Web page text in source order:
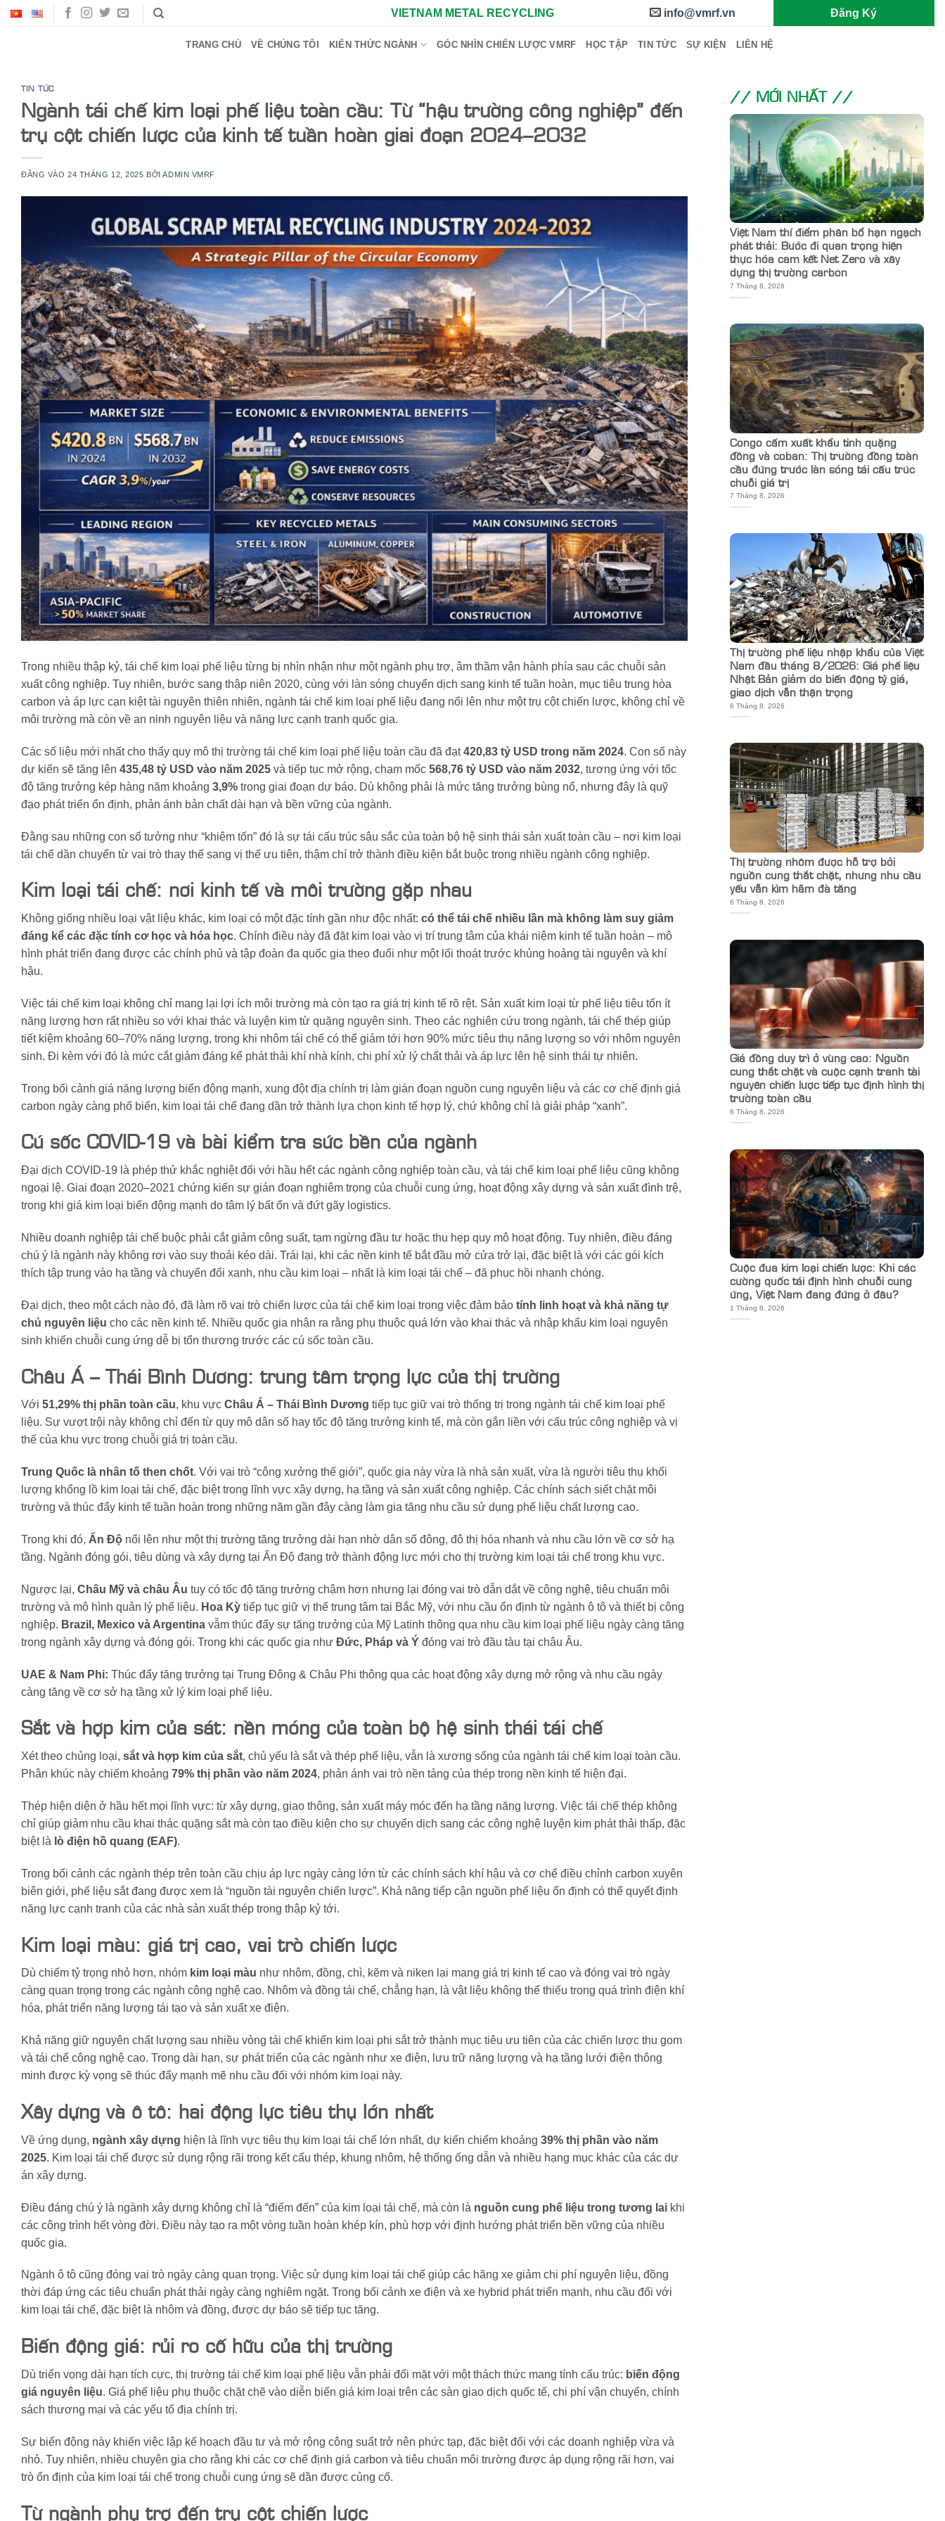
Bỏ
VIETNAM METAL RECYCLING info@vmrf.vn Đăng Ký
TRANG CHỦ VỀ CHÚNG TÔI KIẾN THỨC NGÀNH GÓC NHÌN CHIẾN LƯỢC VMRF HỌC TẬP TIN TỨC SỰ KIỆN LIÊN HỆ
TIN TỨC
Ngành tái chế kim loại phế liệu toàn cầu: Từ “hậu trường công nghiệp” đến
trụ cột chiến lược của kinh tế tuần hoàn giai đoạn 2024–2032
ĐĂNG VÀO24 THÁNG 12, 2025 BỞIADMIN VMRF
Trong nhiều thập kỷ, tái chế kim loại phế liệu từng bị nhìn nhận như một ngành phụ trợ, âm thầm vận hành phía sau các chuỗi sản
xuất công nghiệp. Tuy nhiên, bước sang thập niên 2020, cùng với làn sóng chuyển dịch sang kinh tế tuần hoàn, mục tiêu trung hòa
carbon và áp lực cạn kiệt tài nguyên thiên nhiên, ngành tái chế kim loại phế liệu đang nổi lên như một trụ cột chiến lược, không chỉ về
môi trường mà còn về an ninh nguyên liệu và năng lực cạnh tranh quốc gia.
Các số liệu mới nhất cho thấy quy mô thị trường tái chế kim loại phế liệu toàn cầu đã đạt420,83 tỷ USD trong năm 2024. Con số này
dự kiến sẽ tăng lên 435,48 tỷ USD vào năm 2025 và tiếp tục mở rộng, chạm mốc 568,76 tỷ USD vào năm 2032, tương ứng với tốc
độ tăng trưởng kép hàng năm khoảng 3,9% trong giai đoạn dự báo. Dù không phải là mức tăng trưởng bùng nổ, nhưng đây là quỹ
đạo phát triển ổn định, phản ánh bản chất dài hạn và bền vững của ngành.
Đằng sau những con số tưởng như “khiêm tốn” đó là sự tái cấu trúc sâu sắc của toàn bộ hệ sinh thái sản xuất toàn cầu – nơi kim loại
tái chế dần chuyển từ vai trò thay thế sang vị thế ưu tiên, thậm chí trở thành điều kiện bắt buộc trong nhiều ngành công nghiệp.
Kim loại tái chế: nơi kinh tế và môi trường gặp nhau
Không giống nhiều loại vật liệu khác, kim loại có một đặc tính gần như độc nhất: có thể tái chế nhiều lần mà không làm suy giảm
đáng kể các đặc tính cơ học và hóa học. Chính điều này đã đặt kim loại vào vị trí trung tâm của khái niệm kinh tế tuần hoàn – mô
hình phát triển đang được các chính phủ và tập đoàn đa quốc gia theo đuổi như một lối thoát trước khủng hoảng tài nguyên và khí
hậu.
Việc tái chế kim loại không chỉ mang lại lợi ích môi trường mà còn tạo ra giá trị kinh tế rõ rệt. Sản xuất kim loại từ phế liệu tiêu tốn ít
năng lượng hơn rất nhiều so với khai thác và luyện kim từ quặng nguyên sinh. Theo các nghiên cứu trong ngành, tái chế thép giúp
tiết kiệm khoảng 60–70% năng lượng, trong khi nhôm tái chế có thể giảm tới hơn 90% mức tiêu thụ năng lượng so với nhôm nguyên
sinh. Đi kèm với đó là mức cắt giảm đáng kể phát thải khí nhà kính, chi phí xử lý chất thải và áp lực lên hệ sinh thái tự nhiên.
Trong bối cảnh giá năng lượng biến động mạnh, xung đột địa chính trị làm gián đoạn nguồn cung nguyên liệu và các cơ chế định giá
carbon ngày càng phổ biến, kim loại tái chế đang dần trở thành lựa chọn kinh tế hợp lý, chứ không chỉ là giải pháp “xanh”.
Cú sốc COVID-19 và bài kiểm tra sức bền của ngành
Đại dịch COVID-19 là phép thử khắc nghiệt đối với hầu hết các ngành công nghiệp toàn cầu, và tái chế kim loại phế liệu cũng không
ngoại lệ. Giai đoạn 2020–2021 chứng kiến sự gián đoạn nghiêm trọng của chuỗi cung ứng, hoạt động xây dựng và sản xuất đình trệ,
trong khi giá kim loại biến động mạnh do tâm lý bất ổn và đứt gãy logistics.
Nhiều doanh nghiệp tái chế buộc phải cắt giảm công suất, tạm ngừng đầu tư hoặc thu hẹp quy mô hoạt động. Tuy nhiên, điều đáng
chú ý là ngành này không rơi vào suy thoái kéo dài. Trái lại, khi các nền kinh tế bắt đầu mở cửa trở lại, đặc biệt là với các gói kích
thích tập trung vào hạ tầng và chuyển đổi xanh, nhu cầu kim loại – nhất là kim loại tái chế – đã phục hồi nhanh chóng.
Đại dịch, theo một cách nào đó, đã làm rõ vai trò chiến lược của tái chế kim loại trong việc đảm bảo tính linh hoạt và khả năng tự
chủ nguyên liệu cho các nền kinh tế. Nhiều quốc gia nhận ra rằng phụ thuộc quá lớn vào khai thác và nhập khẩu kim loại nguyên
sinh khiến chuỗi cung ứng dễ bị tổn thương trước các cú sốc toàn cầu.
Châu Á – Thái Bình Dương: trung tâm trọng lực của thị trường
Với 51,29% thị phần toàn cầu, khu vực Châu Á – Thái Bình Dương tiếp tục giữ vai trò thống trị trong ngành tái chế kim loại phế
liệu. Sự vượt trội này không chỉ đến từ quy mô dân số hay tốc độ tăng trưởng kinh tế, mà còn gắn liền với cấu trúc công nghiệp và vị
thế của khu vực trong chuỗi giá trị toàn cầu.
Trung Quốc là nhân tố then chốt. Với vai trò “công xưởng thế giới”, quốc gia này vừa là nhà sản xuất, vừa là người tiêu thụ khối
lượng khổng lồ kim loại tái chế, đặc biệt trong lĩnh vực xây dựng, hạ tầng và sản xuất công nghiệp. Các chính sách siết chặt môi
trường và thúc đẩy kinh tế tuần hoàn trong những năm gần đây càng làm gia tăng nhu cầu sử dụng phế liệu chất lượng cao.
Trong khi đó, Ấn Độ nổi lên như một thị trường tăng trưởng dài hạn nhờ dân số đông, đô thị hóa nhanh và nhu cầu lớn về cơ sở hạ
tầng. Ngành đóng gói, tiêu dùng và xây dựng tại Ấn Độ đang trở thành động lực mới cho thị trường kim loại tái chế trong khu vực.
Ngược lại, Châu Mỹ và châu Âu tuy có tốc độ tăng trưởng chậm hơn nhưng lại đóng vai trò dẫn dắt về công nghệ, tiêu chuẩn môi
trường và mô hình quản lý phế liệu. Hoa Kỳ tiếp tục giữ vị thế trung tâm tại Bắc Mỹ, với nhu cầu ổn định từ ngành ô tô và thiết bị công
nghiệp. Brazil, Mexico và Argentina vẫm thúc đẩy sự tăng trưởng của Mỹ Latinh thông qua nhu cầu kim loại phế liệu ngày càng tăng
trong ngành xây dựng và đóng gói. Trong khi các quốc gia như Đức, Pháp và Ý đóng vai trò đầu tàu tại châu Âu.
UAE & Nam Phi: Thúc đẩy tăng trưởng tại Trung Đông & Châu Phi thông qua các hoạt động xây dựng mở rộng và nhu cầu ngày
càng tăng về cơ sở hạ tầng xử lý kim loại phế liệu.
Sắt và hợp kim của sát: nền móng của toàn bộ hệ sinh thái tái chế
Xét theo chủng loại, sắt và hợp kim của sắt, chủ yếu là sắt và thép phế liệu, vẫn là xương sống của ngành tái chế kim loại toàn cầu.
Phân khúc này chiếm khoảng 79% thị phần vào năm 2024, phản ánh vai trò nền tảng của thép trong nền kinh tế hiện đại.
Thép hiện diện ở hầu hết mọi lĩnh vực: từ xây dựng, giao thông, sản xuất máy móc đến hạ tầng năng lượng. Việc tái chế thép không
chỉ giúp giảm nhu cầu khai thác quặng sắt mà còn tạo điều kiện cho sự chuyển dịch sang các công nghệ luyện kim phát thải thấp, đặc
biệt là lò điện hồ quang (EAF).
Trong bối cảnh các ngành thép trên toàn cầu chịu áp lực ngày càng lớn từ các chính sách khí hậu và cơ chế điều chỉnh carbon xuyên
biên giới, phế liệu sắt đang được xem là “nguồn tài nguyên chiến lược”. Khả năng tiếp cận nguồn phế liệu ổn định có thể quyết định
năng lực cạnh tranh của các nhà sản xuất thép trong thập kỷ tới.
Kim loại màu: giá trị cao, vai trò chiến lược
Dù chiếm tỷ trọng nhỏ hơn, nhóm kim loại màu như nhôm, đồng, chì, kẽm và niken lại mang giá trị kinh tế cao và đóng vai trò ngày
càng quan trọng trong các ngành công nghệ cao. Nhôm và đồng tái chế, chẳng hạn, là vật liệu không thể thiếu trong quá trình điện khí
hóa, phát triển năng lượng tái tạo và sản xuất xe điện.
Khả năng giữ nguyên chất lượng sau nhiều vòng tái chế khiến kim loại phi sắt trở thành mục tiêu ưu tiên của các chiến lược thu gom
và tái chế công nghệ cao. Trong dài hạn, sự phát triển của các ngành như xe điện, lưu trữ năng lượng và hạ tầng lưới điện thông
minh được kỳ vọng sẽ thúc đẩy mạnh mẽ nhu cầu đối với nhóm kim loại này.
Xây dựng và ô tô: hai động lực tiêu thụ lớn nhất
Về ứng dụng, ngành xây dựng hiện là lĩnh vực tiêu thụ kim loại tái chế lớn nhất, dự kiến chiếm khoảng 39% thị phần vào năm
2025. Kim loại tái chế được sử dụng rộng rãi trong kết cấu thép, khung nhôm, hệ thống ống dẫn và nhiều hạng mục khác của các dự
án xây dựng.
Điều đáng chú ý là ngành xây dựng không chỉ là “điểm đến” của kim loại tái chế, mà còn là nguồn cung phế liệu trong tương lai khi
các công trình hết vòng đời. Điều này tạo ra một vòng tuần hoàn khép kín, phù hợp với định hướng phát triển bền vững của nhiều
quốc gia.
Ngành ô tô cũng đóng vai trò ngày càng quan trọng. Việc sử dụng kim loại tái chế giúp các hãng xe giảm chi phí nguyên liệu, đồng
thời đáp ứng các tiêu chuẩn phát thải ngày càng nghiêm ngặt. Trong bối cảnh xe điện và xe hybrid phát triển mạnh, nhu cầu đối với
kim loại tái chế, đặc biệt là nhôm và đồng, được dự báo sẽ tiếp tục tăng.
Biến động giá: rủi ro cố hữu của thị trường
Dù triển vọng dài hạn tích cực, thị trường tái chế kim loại phế liệu vẫn phải đối mặt với một thách thức mang tính cấu trúc: biến động
giá nguyên liệu. Giá phế liệu phụ thuộc chặt chẽ vào diễn biến giá kim loại trên các sàn giao dịch quốc tế, chi phí vận chuyển, chính
sách thương mại và các yếu tố địa chính trị.
Sự biến động này khiến việc lập kế hoạch đầu tư và mở rộng công suất trở nên phức tạp, đặc biệt đối với các doanh nghiệp vừa và
nhỏ. Tuy nhiên, nhiều chuyên gia cho rằng khi các cơ chế định giá carbon và tiêu chuẩn môi trường được áp dụng rộng rãi hơn, vai
trò ổn định của kim loại tái chế trong chuỗi cung ứng sẽ dần được củng cố.
Từ ngành phụ trợ đến trụ cột chiến lược
// MỚI NHẤT //
Việt Nam thí điểm phân bổ hạn ngạch
phát thải: Bước đi quan trọng hiện
thực hóa cam kết Net Zero và xây
dựng thị trường carbon
7 Tháng 8, 2026
Congo cấm xuất khẩu tinh quặng
đồng và coban: Thị trường đồng toàn
cầu đứng trước làn sóng tái cấu trúc
chuỗi giá trị
7 Tháng 8, 2026
Thị trường phế liệu nhập khẩu của Việt
Nam đầu tháng 8/2026: Giá phế liệu
Nhật Bản giảm do biến động tỷ giá,
giao dịch vẫn thận trọng
6 Tháng 8, 2026
Thị trường nhôm được hỗ trợ bởi
nguồn cung thắt chặt, nhưng nhu cầu
yếu vẫn kìm hãm đà tăng
6 Tháng 8, 2026
Giá đồng duy trì ở vùng cao: Nguồn
cung thắt chặt và cuộc cạnh tranh tài
nguyên chiến lược tiếp tục định hình thị
trường toàn cầu
6 Tháng 8, 2026
Cuộc đua kim loại chiến lược: Khi các
cường quốc tái định hình chuỗi cung
ứng, Việt Nam đang đứng ở đâu?
1 Tháng 8, 2026